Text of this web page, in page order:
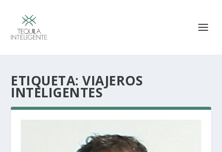
ETIQUETA:VIAJEROS
INTELIGENTES